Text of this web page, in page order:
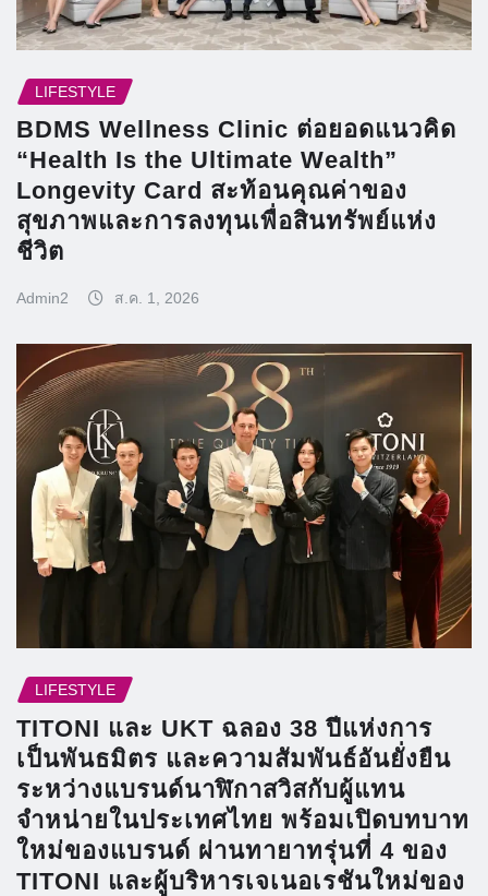
LIFESTYLE
BDMS Wellness Clinic ต่อยอดแนวคิด
“Health Is the Ultimate Wealth”
Longevity Card สะท้อนคุณค่าของ
สุขภาพและการลงทุนเพื่อสินทรัพย์แห่ง
ชีวิต
Admin2 ส.ค. 1, 2026
LIFESTYLE
TITONI และ UKT ฉลอง 38 ปีแห่งการ
เป็นพันธมิตร และความสัมพันธ์อันยั่งยืน
ระหว่างแบรนด์นาฬิกาสวิสกับผู้แทน
จำหน่ายในประเทศไทย พร้อมเปิดบทบาท
ใหม่ของแบรนด์ ผ่านทายาทรุ่นที่ 4 ของ
TITONI และผู้บริหารเจเนอเรชันใหม่ของ